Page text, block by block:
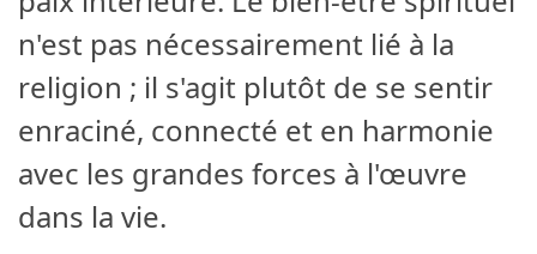
n'est pas nécessairement lié à la
religion ; il s'agit plutôt de se sentir
enraciné, connecté et en harmonie
avec les grandes forces à l'œuvre
dans la vie.